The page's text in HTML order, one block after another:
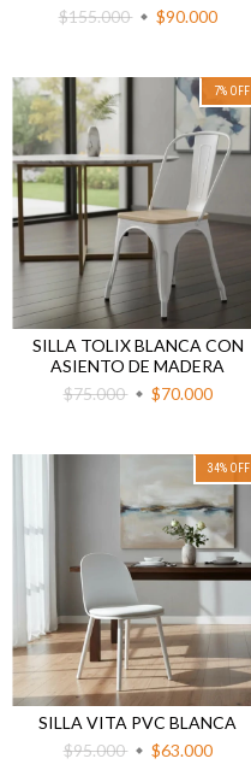
$155.000
$90.000
7% OFF
SILLA TOLIX BLANCA CON
ASIENTO DE MADERA
$75.000
$70.000
34% OFF
SILLA VITA PVC BLANCA
$95.000
$63.000